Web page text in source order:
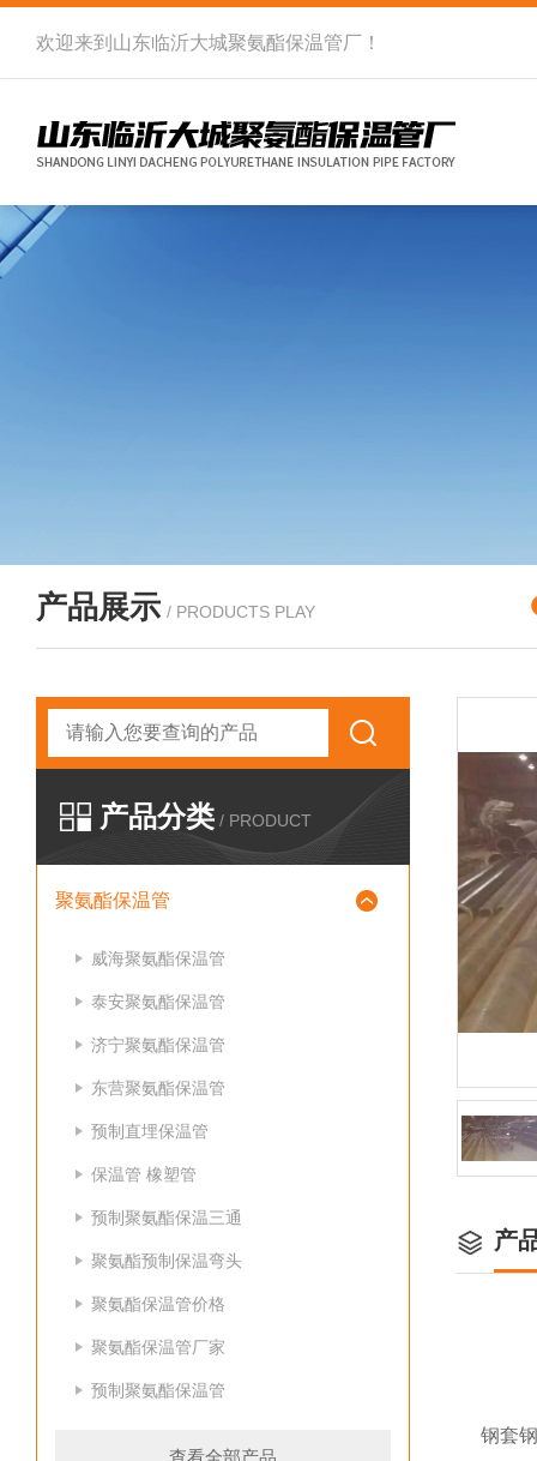
欢迎来到 山东临沂大城聚氨酯保温管厂 ！
产品展示 / PRODUCTS PLAY
产品分类 / PRODUCT
聚氨酯保温管
威海聚氨酯保温管
泰安聚氨酯保温管
济宁聚氨酯保温管
东营聚氨酯保温管
预制直埋保温管
保温管 橡塑管
预制聚氨酯保温三通
聚氨酯预制保温弯头
聚氨酯保温管价格
聚氨酯保温管厂家
预制聚氨酯保温管
查看全部产品
产
钢套